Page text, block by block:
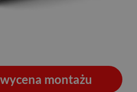
montażu